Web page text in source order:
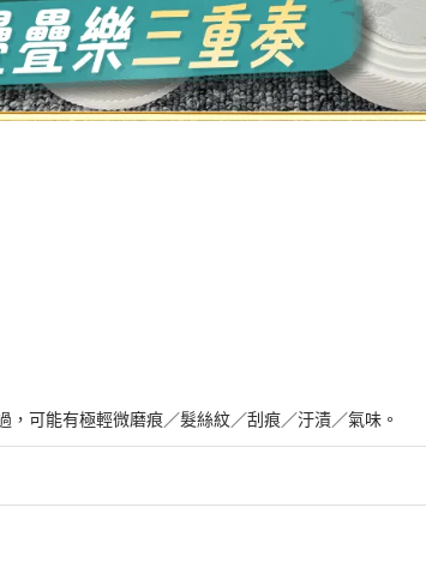
色老花板鞋43碼🧡
，可能有極輕微磨痕／髮絲紋／刮痕／汙漬／氣味。